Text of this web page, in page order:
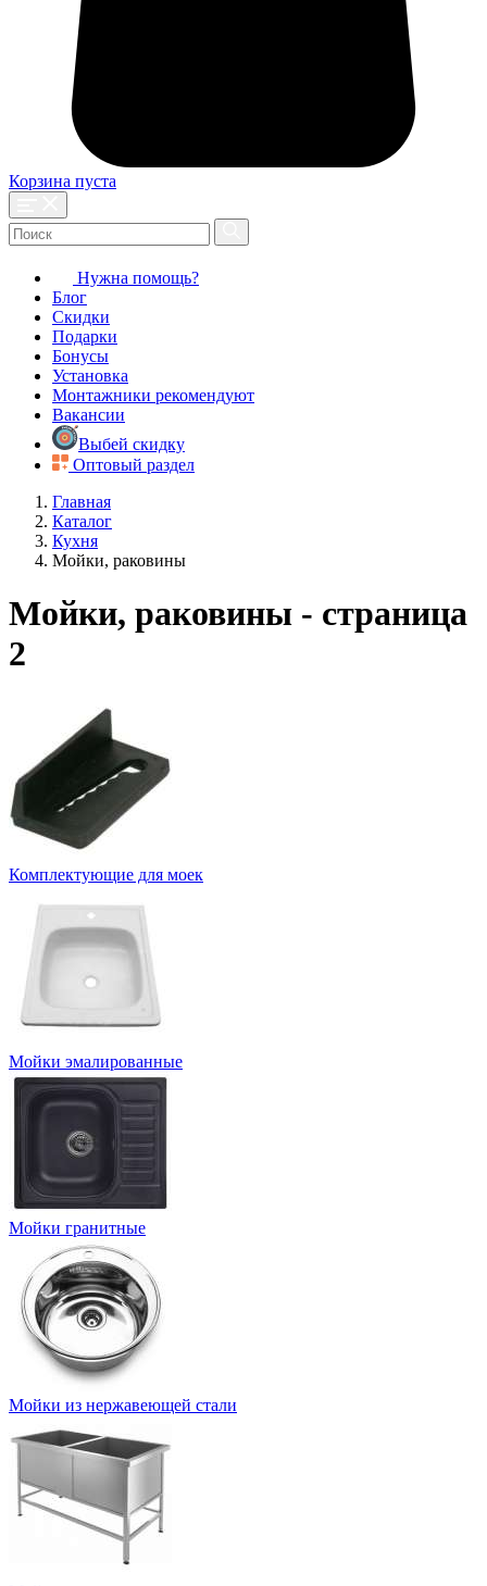
Корзина пуста
Нужна помощь?
Блог
Скидки
Подарки
Бонусы
Установка
Монтажники рекомендуют
Вакансии
Выбей скидку
Оптовый раздел
Главная
Каталог
Кухня
Мойки, раковины
Мойки, раковины - страница
2
Комплектующие для моек
Мойки эмалированные
Мойки гранитные
Мойки из нержавеющей стали